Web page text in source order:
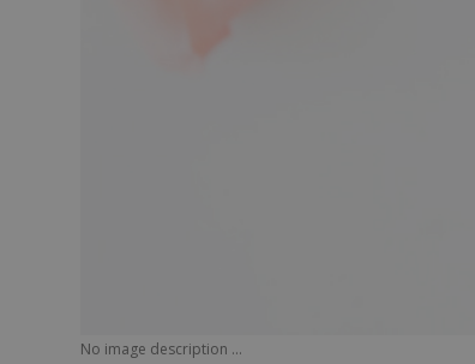
No image description ...